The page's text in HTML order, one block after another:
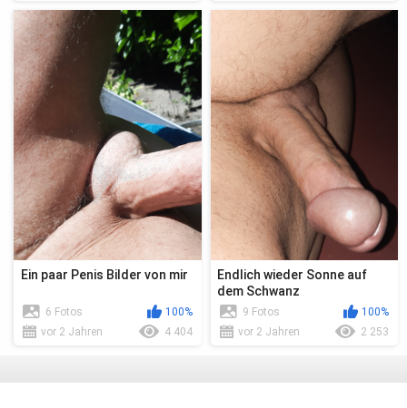
Ein paar Penis Bilder von mir
6 Fotos
100%
vor 2 Jahren
4 404
Endlich wieder Sonne auf
dem Schwanz
9 Fotos
100%
vor 2 Jahren
2 253